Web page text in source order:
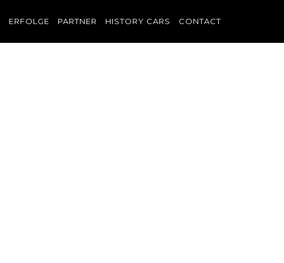
ERFOLGE PARTNER HISTORY CARS CONTACT